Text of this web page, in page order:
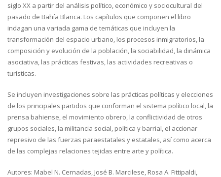
siglo XX a partir del análisis político, económico y sociocultural del
pasado de Bahía Blanca. Los capítulos que componen el libro
indagan una variada gama de temáticas que incluyen la
transformación del espacio urbano, los procesos inmigratorios, la
composición y evolución de la población, la sociabilidad, la dinámica
asociativa, las prácticas festivas, las actividades recreativas o
turísticas.
Se incluyen investigaciones sobre las prácticas políticas y elecciones
de los principales partidos que conforman el sistema político local, la
prensa bahiense, el movimiento obrero, la conflictividad de otros
grupos sociales, la militancia social, política y barrial, el accionar
represivo de las fuerzas paraestatales y estatales, así como acerca
de las complejas relaciones tejidas entre arte y política.
Autores: Mabel N. Cernadas, José B. Marcilese, Rosa A. Fittipaldi,